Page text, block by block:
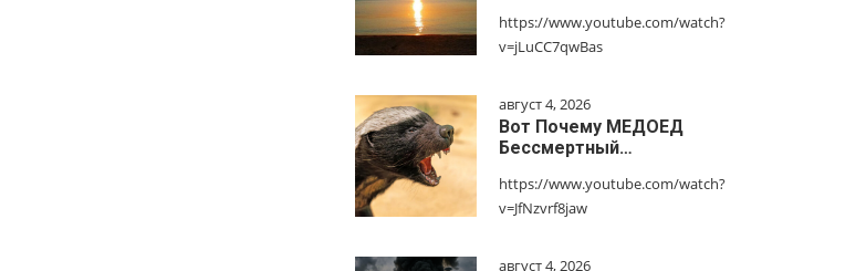
https://www.youtube.com/watch?
v=jLuCC7qwBas
август 4, 2026
Вот Почему МЕДОЕД
Бессмертный…
https://www.youtube.com/watch?
v=JfNzvrf8jaw
август 4, 2026